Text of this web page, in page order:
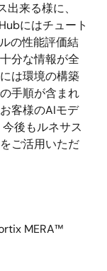
来る様に、
にはチュート
の性能評価結
分な情報が全
は環境の構築
手順が含まれ
客様のAIモデ
後もルネサス
ご活用いただ
MERA™